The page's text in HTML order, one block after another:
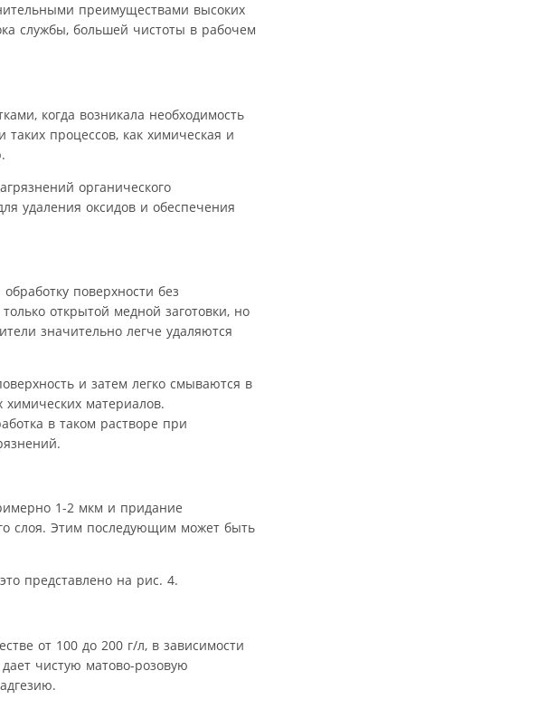
преимуществами высоких
службы, большей чистоты в рабочем
когда возникала необходимость
процессов, как химическая и
органического
удаления оксидов и обеспечения
поверхности без
открытой медной заготовки, но
значительно легче удаляются
и затем легко смываются в
материалов.
в таком растворе при
1-2 мкм и придание
слоя. Этим последующим может быть
представлено на рис. 4.
от 100 до 200 г/л, в зависимости
чистую матово-розовую